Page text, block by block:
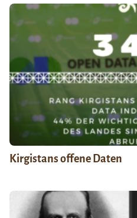
Kirgistans offene Daten